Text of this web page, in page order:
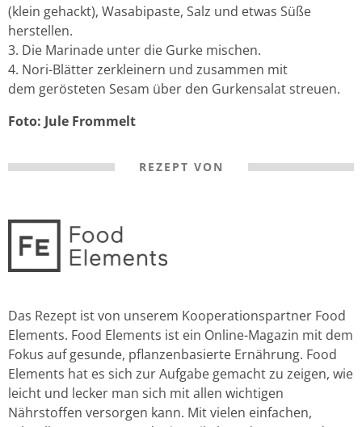
(klein gehackt), Wasabipaste, Salz und etwas Süße
herstellen.
Die Marinade unter die Gurke mischen.
Nori-Blätter zerkleinern und zusammen mit
dem gerösteten Sesam über den Gurkensalat streuen.
Foto: Jule Frommelt
REZEPT VON
Das Rezept ist von unserem Kooperationspartner Food
Elements. Food Elements ist ein Online-Magazin mit dem
Fokus auf gesunde, pflanzenbasierte Ernährung. Food
Elements hat es sich zur Aufgabe gemacht zu zeigen, wie
leicht und lecker man sich mit allen wichtigen
Nährstoffen versorgen kann. Mit vielen einfachen,